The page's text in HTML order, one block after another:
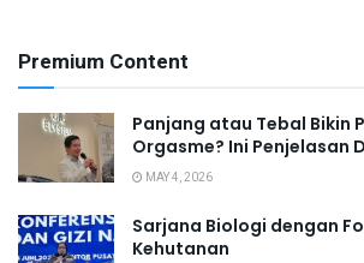
Premium Content
Panjang atau Tebal Bikin
Orgasme? Ini Penjelasan
MAY 4, 2026
Sarjana Biologi dengan
Kehutanan